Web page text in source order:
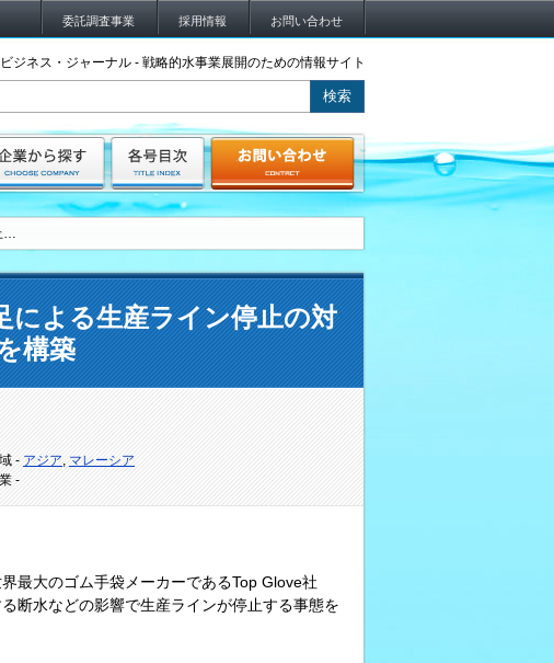
委託調査事業 採用情報 お問い合わせ
ジネス・ジャーナル - 戦略的水事業展開のための情報サイト
…
による生産ライン停止の対
構築
- アジア, マレーシア
-
最大のゴム手袋メーカーであるTop Glove社
断水などの影響で生産ラインが停止する事態を